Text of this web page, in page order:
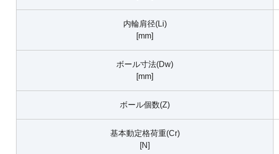
内輪肩径(Li)
[mm]
ボール寸法(Dw)
[mm]
ボール個数(Z)
基本動定格荷重(Cr)
[N]